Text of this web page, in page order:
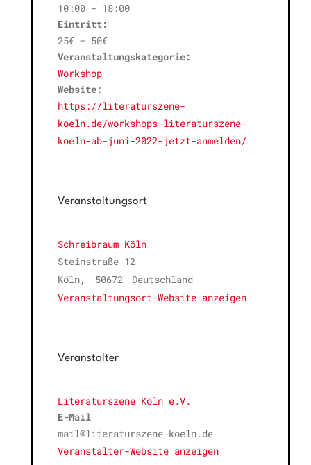
10:00 - 18:00
Eintritt:
25€ – 50€
Veranstaltungskategorie:
Workshop
Website:
https://literaturszene-
koeln.de/workshops-literaturszene-
koeln-ab-juni-2022-jetzt-anmelden/
Veranstaltungsort
Schreibraum Köln
Steinstraße 12
Köln, 50672
Deutschland
Veranstaltungsort-Website anzeigen
Veranstalter
Literaturszene Köln e.V.
E-Mail
mail@literaturszene-koeln.de
Veranstalter-Website anzeigen